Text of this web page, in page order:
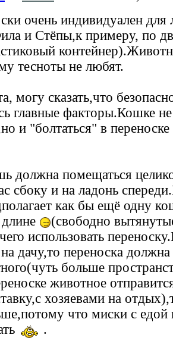
очень индивидуален для
и Стёпы,к примеру, по
тесноты не любят.
могу сказать,что
главные факторы.Кошке
и "болтаться" в
должна помещаться
сбоку и на ладонь
как бы ещё одну
(свободно
использовать
дачу,то переноска
больше
животное
хозяевами на
что миски с едой
.